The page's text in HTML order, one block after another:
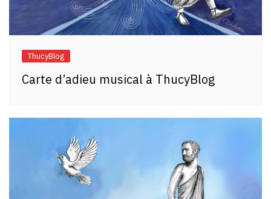
ThucyBlog
Carte d’adieu musical à ThucyBlog